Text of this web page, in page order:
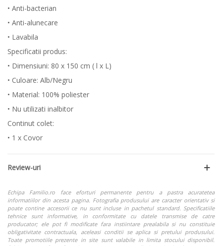
• Anti-bacterian
• Anti-alunecare
• Lavabila
Specificatii produs:
• Dimensiuni: 80 x 150 cm ( l x L)
• Culoare: Alb/Negru
• Material: 100% poliester
• Nu utilizati inalbitor
Continut colet:
• 1 x Covor
Review-uri
Echipa Familio.ro face eforturi permanente pentru a pastra acuratetea
informatiilor din acesta pagina. Fotografia produsului are caracter orientativ si
poate contine accesorii ce nu sunt incluse in pachetul standard. Specificatiile
tehnice sunt informative, in conformitate cu datele transmise de catre
producator; ele pot fi modificate fara instiintare prealabila si nu constituie
obligativitate contractuala, aceleasi conditii se aplica si pretului produsului.
Toate promotiile prezente in site sunt valabile in limita stocului disponibil.